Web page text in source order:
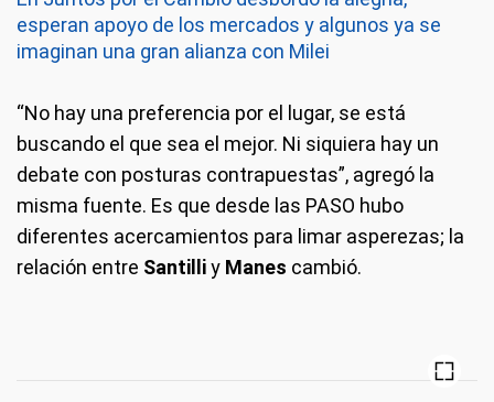
esperan apoyo de los mercados y algunos ya se
imaginan una gran alianza con Milei
“No hay una preferencia por el lugar, se está
buscando el que sea el mejor. Ni siquiera hay un
debate con posturas contrapuestas”, agregó la
misma fuente. Es que desde las PASO hubo
diferentes acercamientos para limar asperezas; la
relación entre Santilliy Manes cambió.